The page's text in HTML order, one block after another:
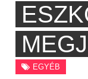
EGYÉB